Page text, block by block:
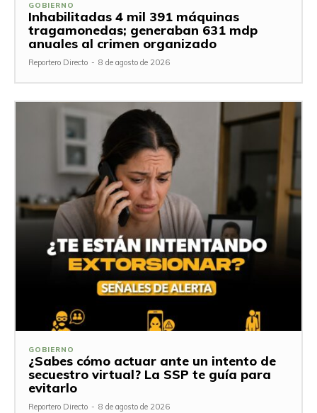
GOBIERNO
Inhabilitadas 4 mil 391 máquinas
tragamonedas; generaban 631 mdp
anuales al crimen organizado
Reportero Directo - 8 de agosto de 2026
GOBIERNO
¿Sabes cómo actuar ante un intento de
secuestro virtual? La SSP te guía para
evitarlo
Reportero Directo - 8 de agosto de 2026